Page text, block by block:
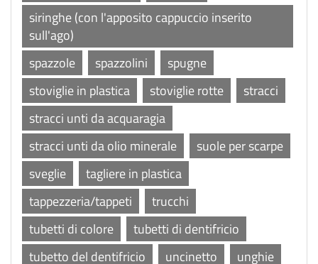
siringhe (con l'apposito cappuccio inserito
sull'ago)
spazzole
spazzolini
spugne
stoviglie in plastica
stoviglie rotte
stracci
stracci unti da acquaragia
stracci unti da olio minerale
suole per scarpe
sveglie
tagliere in plastica
tappezzeria/tappeti
trucchi
tubetti di colore
tubetti di dentifricio
tubetto del dentifricio
uncinetto
unghie